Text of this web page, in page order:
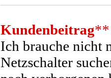
Kundenbeitrag**
Ich brauche nicht
Netzschalter